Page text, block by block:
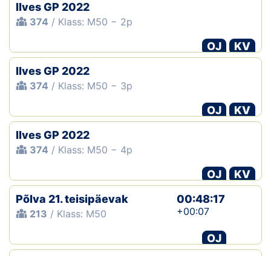
Ilves GP 2022
374 / Klass: M50 − 2p
OJ
KV
Ilves GP 2022
374 / Klass: M50 − 3p
OJ
KV
Ilves GP 2022
374 / Klass: M50 − 4p
OJ
KV
Põlva 21. teisipäevak
213 / Klass: M50
00:48:17
+00:07
OJ